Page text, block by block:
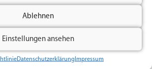
Ablehnen
Einstellungen ansehen
Datenschutzerklärung Impressum
Cookie-Richtlinie
Ich stimme zu
Senden